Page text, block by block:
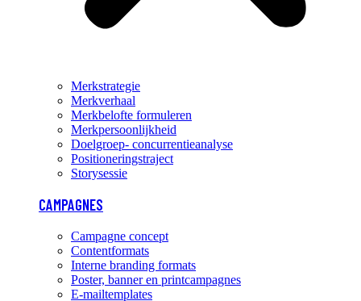
Merkstrategie
Merkverhaal
Merkbelofte formuleren
Merkpersoonlijkheid
Doelgroep- concurrentieanalyse
Positioneringstraject
Storysessie
CAMPAGNES
Campagne concept
Contentformats
Interne branding formats
Poster, banner en printcampagnes
E-mailtemplates